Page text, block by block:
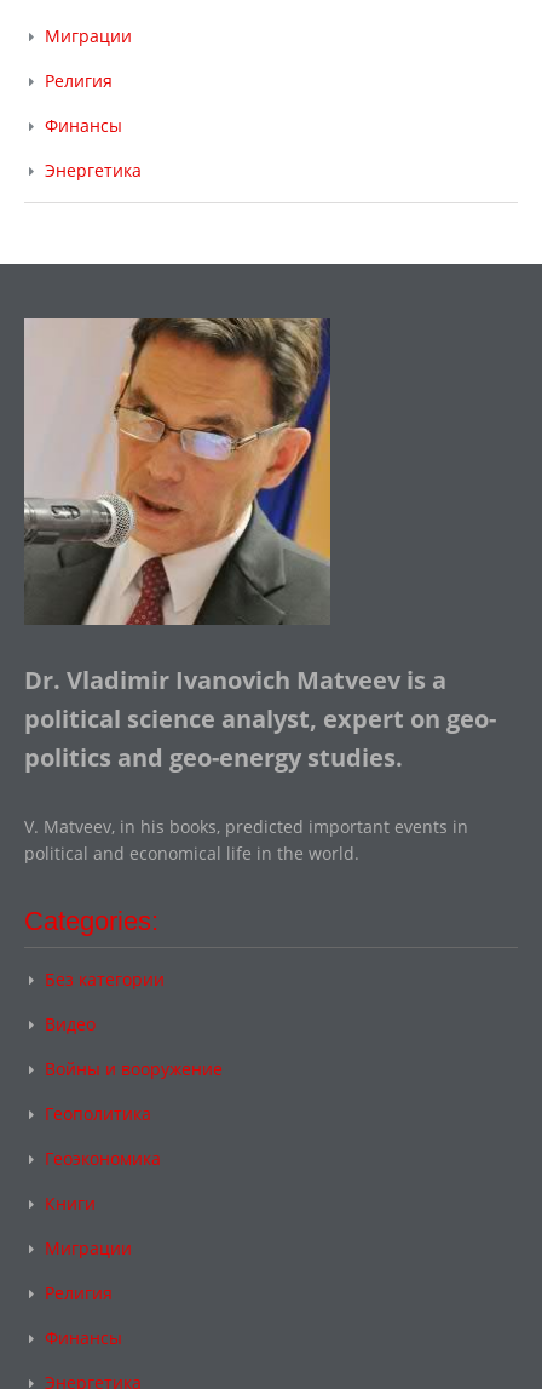
Миграции
Религия
Финансы
Энергетика
Dr. Vladimir Ivanovich Matveev is a
political science analyst, expert on geo-
politics and geo-energy studies.
V. Matveev, in his books, predicted important events in
political and economical life in the world.
Categories:
Без категории
Видео
Войны и вооружение
Геополитика
Геоэкономика
Книги
Миграции
Религия
Финансы
Энергетика